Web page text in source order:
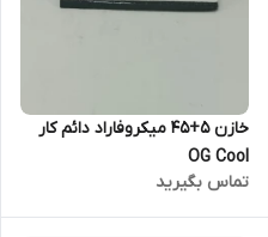
خازن 5+45 میکروفاراد دائم کار
OG Cool
تماس بگیرید